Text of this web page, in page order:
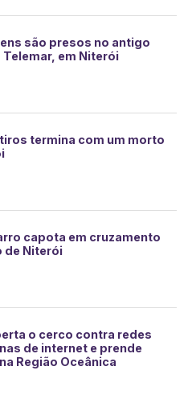
são presos no antigo
em Niterói
termina com um morto
capota em cruzamento
de Niterói
o cerco contra redes
de internet e prende
Região Oceânica